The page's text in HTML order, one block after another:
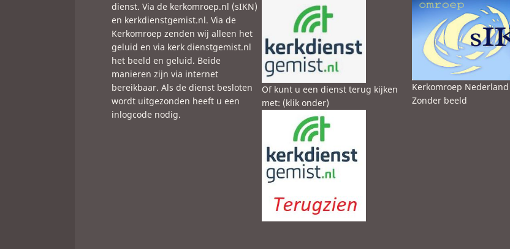
dienst. Via de kerkomroep.nl (sIKN)
en kerkdienstgemist.nl. Via de
Kerkomroep zenden wij alleen het
geluid en via kerk dienstgemist.nl
het beeld en geluid. Beide
manieren zijn via internet
bereikbaar. Als de dienst besloten
wordt uitgezonden heeft u een
inlogcode nodig.
Of kunt u een dienst terug kijken
met: (klik onder)
Kerkomroep Nederland
Zonder beeld